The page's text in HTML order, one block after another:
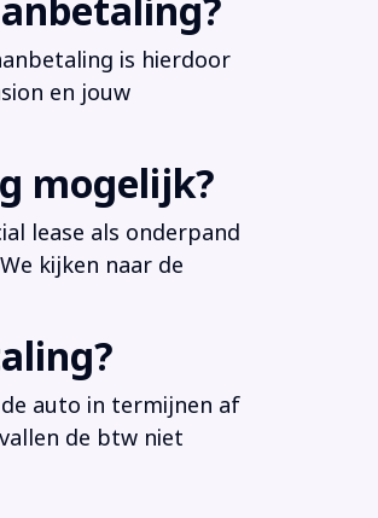
is hierdoor
en jouw
mogelijk?
lease als onderpand
kijken naar de
auto in termijnen af
de btw niet